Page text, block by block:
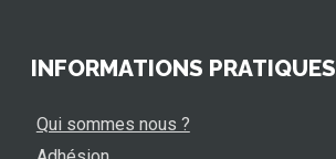
INFORMATIONS PRATIQUES
Qui sommes nous ?